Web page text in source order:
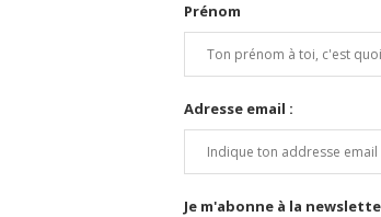
Prénom
Adresse email :
Je m'abonne à la